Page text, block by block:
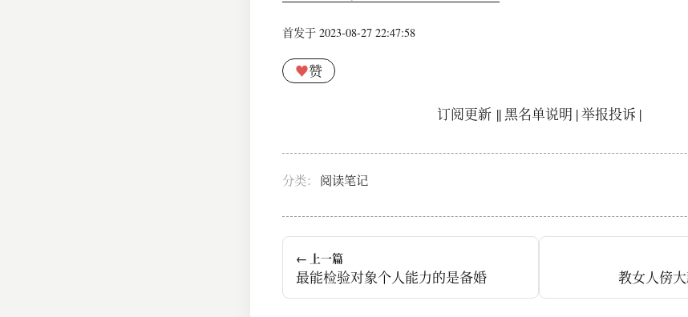
首发于 2023-08-27 22:47:58
♥赞
订阅更新||黑名单说明 |举报投诉 |
分类： 阅读笔记
← 上一篇
最能检验对象个人能力的是备婚 教女人傍